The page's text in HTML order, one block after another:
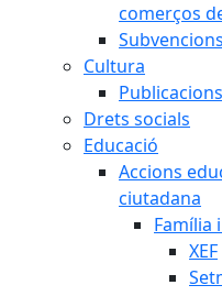
comerços
Cultura
Publicacions
Drets socials
Educació
Accions
ciutadana
Família
XEF